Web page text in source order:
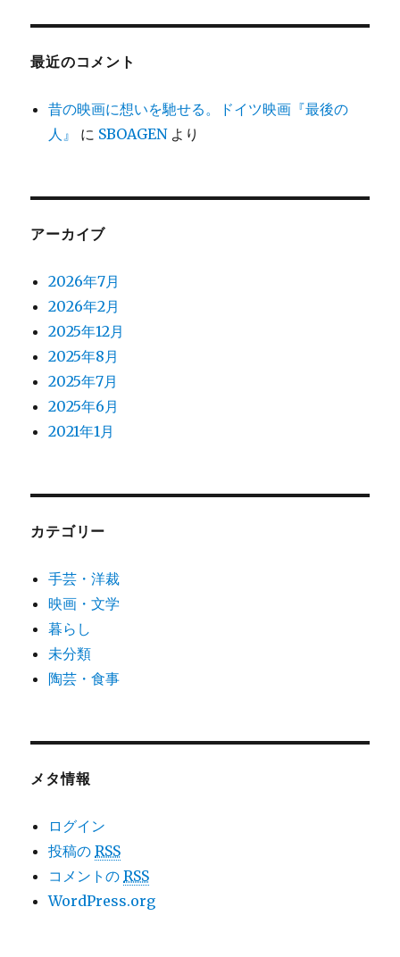
最近のコメント
昔の映画に想いを馳せる。ドイツ映画『最後の
人』
に SBOAGENより
アーカイブ
2026年7月
2026年2月
2025年12月
2025年8月
2025年7月
2025年6月
2021年1月
カテゴリー
手芸・洋裁
映画・文学
暮らし
未分類
陶芸・食事
メタ情報
ログイン
投稿のRSS
コメントのRSS
WordPress.org